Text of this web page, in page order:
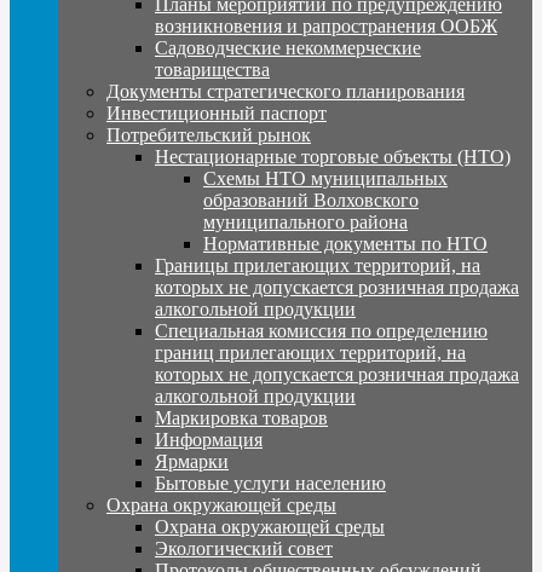
возникновения и рапространения ООБЖ
Садоводческие некоммерческие
товарищества
Документы стратегического планирования
Инвестиционный паспорт
Потребительский рынок
Нестационарные торговые объекты (НТО)
Схемы НТО муниципальных
образований Волховского
муниципального района
Нормативные документы по НТО
Границы прилегающих территорий, на
которых не допускается розничная продажа
алкогольной продукции
Специальная комиссия по определению
границ прилегающих территорий, на
которых не допускается розничная продажа
алкогольной продукции
Маркировка товаров
Информация
Ярмарки
Бытовые услуги населению
Охрана окружающей среды
Охрана окружающей среды
Экологический совет